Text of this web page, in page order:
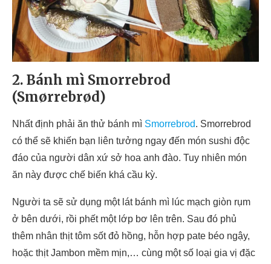
2. Bánh mì Smorrebrod
(Smørrebrød)
Nhất định phải ăn thử bánh mì Smorrebrod. Smorrebrod
có thể sẽ khiến bạn liên tưởng ngay đến món sushi độc
đáo của người dân xứ sở hoa anh đào. Tuy nhiên món
ăn này được chế biến khá cầu kỳ.
Người ta sẽ sử dụng một lát bánh mì lúc mạch giòn rụm
ở bên dưới, rồi phết một lớp bơ lên trên. Sau đó phủ
thêm nhân thịt tôm sốt đỏ hồng, hỗn hợp pate béo ngậy,
hoặc thịt Jambon mềm mịn,… cùng một số loại gia vị đặc